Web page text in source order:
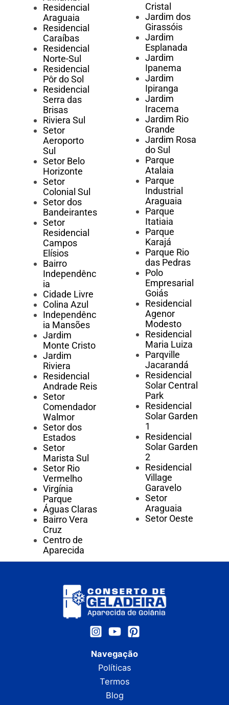
Residencial
Araguaia
Residencial
Caraíbas
Residencial
Norte-Sul
Residencial
Pôr do Sol
Residencial
Serra das
Brisas
Riviera Sul
Setor
Aeroporto
Sul
Setor Belo
Horizonte
Setor
Colonial Sul
Setor dos
Bandeirantes
Setor
Residencial
Campos
Elísios
Bairro
Independênc
ia
Cidade Livre
Colina Azul
Independênc
ia Mansões
Jardim
Monte Cristo
Jardim
Riviera
Residencial
Andrade Reis
Setor
Comendador
Walmor
Setor dos
Estados
Setor
Marista Sul
Setor Rio
Vermelho
Virgínia
Parque
Águas Claras
Bairro Vera
Cruz
Centro de
Aparecida
Cristal
Jardim dos
Girassóis
Jardim
Esplanada
Jardim
Ipanema
Jardim
Ipiranga
Jardim
Iracema
Jardim Rio
Grande
Jardim Rosa
do Sul
Parque
Atalaia
Parque
Industrial
Araguaia
Parque
Itatiaia
Parque
Karajá
Parque Rio
das Pedras
Polo
Empresarial
Goiás
Residencial
Agenor
Modesto
Residencial
Maria Luiza
Parqville
Jacarandá
Residencial
Solar Central
Park
Residencial
Solar Garden
1
Residencial
Solar Garden
2
Residencial
Village
Garavelo
Setor
Araguaia
Setor Oeste
Navegação
Políticas
Termos
Blog